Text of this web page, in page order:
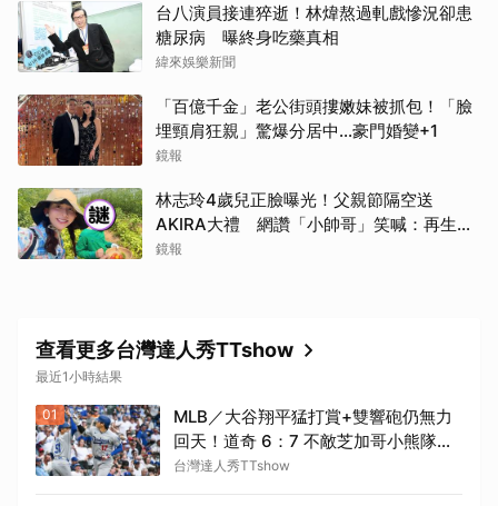
台八演員接連猝逝！林煒熬過軋戲慘況卻患
糖尿病 曝終身吃藥真相
緯來娛樂新聞
「百億千金」老公街頭摟嫩妹被抓包！「臉
埋頸肩狂親」驚爆分居中...豪門婚變+1
鏡報
林志玲4歲兒正臉曝光！父親節隔空送
AKIRA大禮 網讚「小帥哥」笑喊：再生一
個
鏡報
查看更多台灣達人秀TTshow
最近1小時結果
01
MLB／大谷翔平猛打賞+雙響砲仍無力
回天！道奇 6：7 不敵芝加哥小熊隊連
續兩個系列賽遭橫掃 苦吞6連敗
台灣達人秀TTshow